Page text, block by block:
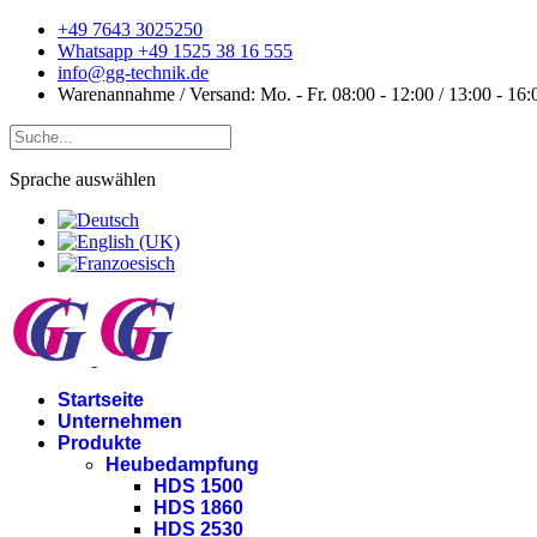
+49 7643 3025250
Whatsapp +49 1525 38 16 555
info@gg-technik.de
Warenannahme / Versand: Mo. - Fr. 08:00 - 12:00 / 13:00 -
Sprache auswählen
Startseite
Unternehmen
Produkte
Heubedampfung
HDS 1500
HDS 1860
HDS 2530